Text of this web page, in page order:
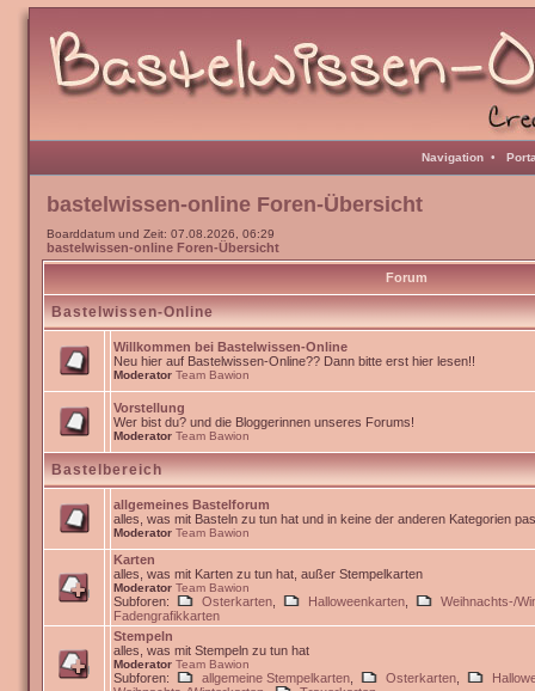
Navigation •
bastelwissen-online Foren-Übersicht
Boarddatum und Zeit: 07.08.2026, 06:29
bastelwissen-online Foren-Übersicht
Forum
Bastelwissen-Online
Willkommen bei Bastelwissen-Online
Neu hier auf Bastelwissen-Online?? Dann bitte erst hier lesen!!
Moderator Team Bawion
Vorstellung
Wer bist du? und die Bloggerinnen unseres Forums!
Moderator Team Bawion
Bastelbereich
allgemeines Bastelforum
alles, was mit Basteln zu tun hat und in keine der anderen Kategorien
Moderator Team Bawion
Karten
alles, was mit Karten zu tun hat, außer Stempelkarten
Moderator Team Bawion
Subforen: Osterkarten Halloweenkarten
Weihnachts-/
Fadengrafikkarten
Stempeln
alles, was mit Stempeln zu tun hat
Moderator Team Bawion
Subforen: allgemeine Stempelkarten Osterkarten